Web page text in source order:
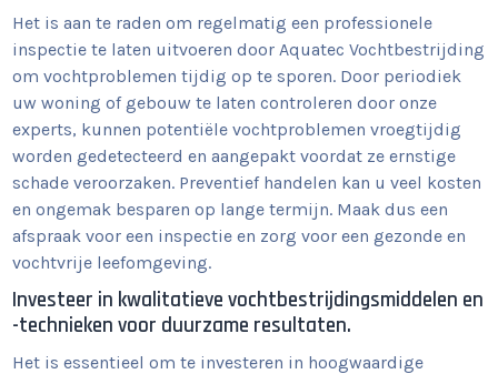
Het is aan te raden om regelmatig een professionele
inspectie te laten uitvoeren door Aquatec Vochtbestrijding
om vochtproblemen tijdig op te sporen. Door periodiek
uw woning of gebouw te laten controleren door onze
experts, kunnen potentiële vochtproblemen vroegtijdig
worden gedetecteerd en aangepakt voordat ze ernstige
schade veroorzaken. Preventief handelen kan u veel kosten
en ongemak besparen op lange termijn. Maak dus een
afspraak voor een inspectie en zorg voor een gezonde en
vochtvrije leefomgeving.
Investeer in kwalitatieve vochtbestrijdingsmiddelen en
-technieken voor duurzame resultaten.
Het is essentieel om te investeren in hoogwaardige